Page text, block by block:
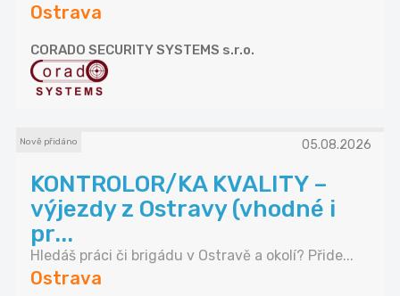
Ostrava
CORADO SECURITY SYSTEMS s.r.o.
Nově přidáno 05.08.2026
KONTROLOR/KA KVALITY –
výjezdy z Ostravy (vhodné i
pr...
Hledáš práci či brigádu v Ostravě a okolí? Přide...
Ostrava